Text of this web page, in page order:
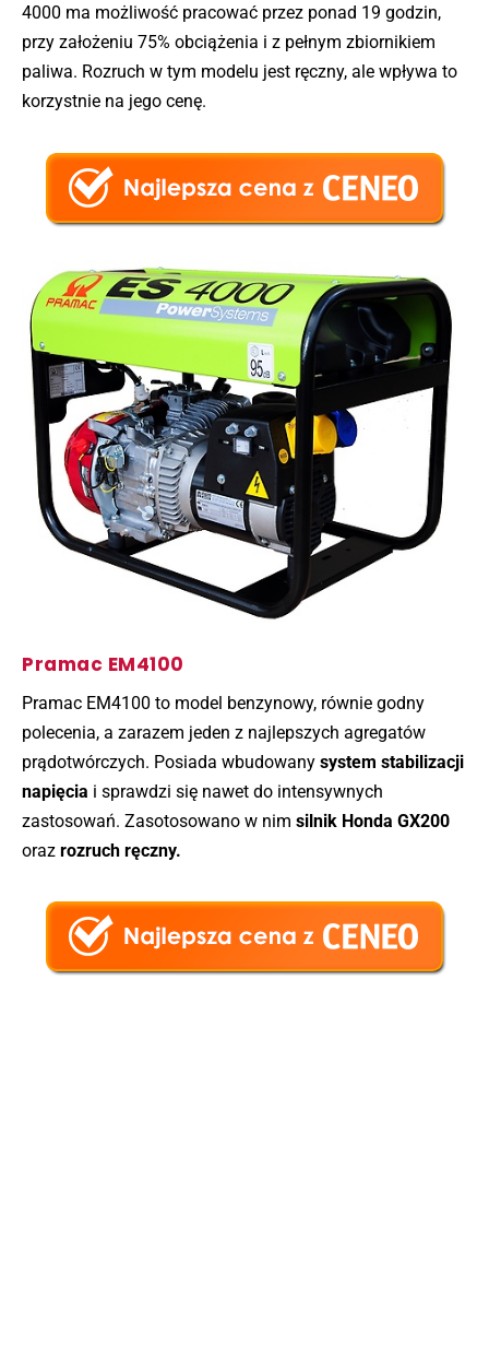
4000 ma możliwość pracować przez ponad 19 godzin,
przy założeniu 75% obciążenia i z pełnym zbiornikiem
paliwa. Rozruch w tym modelu jest ręczny, ale wpływa to
korzystnie na jego cenę.
Pramac EM4100
Pramac EM4100 to model benzynowy, równie godny
polecenia, a zarazem jeden z najlepszych agregatów
prądotwórczych. Posiada wbudowany system stabilizacji
napięcia i sprawdzi się nawet do intensywnych
zastosowań. Zasotosowano w nim silnik Honda GX200
oraz rozruch ręczny.